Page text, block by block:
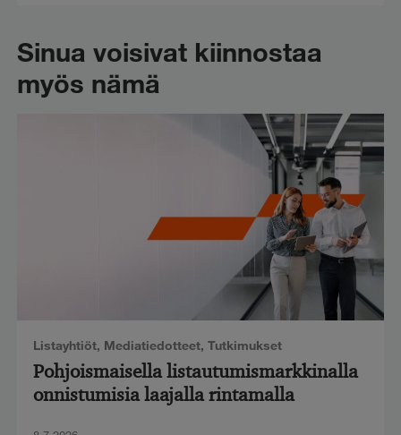
Sinua voisivat kiinnostaa
myös nämä
Listayhtiöt, Mediatiedotteet, Tutkimukset
Pohjoismaisella listautumismarkkinalla
onnistumisia laajalla rintamalla